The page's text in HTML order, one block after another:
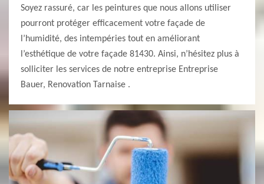
Soyez rassuré, car les peintures que nous allons utiliser
pourront protéger efficacement votre façade de
l’humidité, des intempéries tout en améliorant
l’esthétique de votre façade 81430. Ainsi, n’hésitez plus à
solliciter les services de notre entreprise Entreprise
Bauer, Renovation Tarnaise .